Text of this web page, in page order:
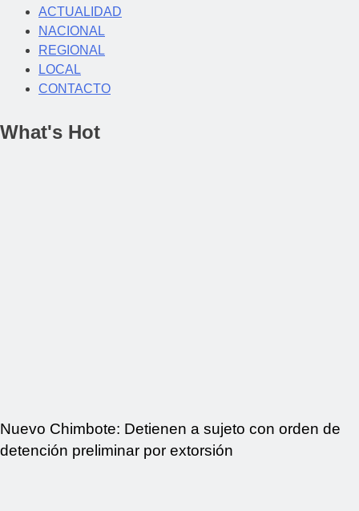
ACTUALIDAD
NACIONAL
REGIONAL
LOCAL
CONTACTO
What's Hot
Nuevo Chimbote: Detienen a sujeto con orden de
detención preliminar por extorsión